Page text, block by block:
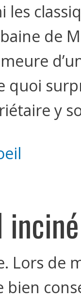
les
de
quoi
y
Lors de